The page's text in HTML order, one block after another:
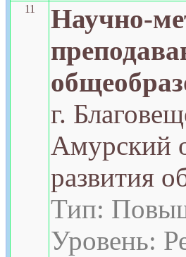
11
Научно-
г.
Амурский
развития
Тип:
Уровень: